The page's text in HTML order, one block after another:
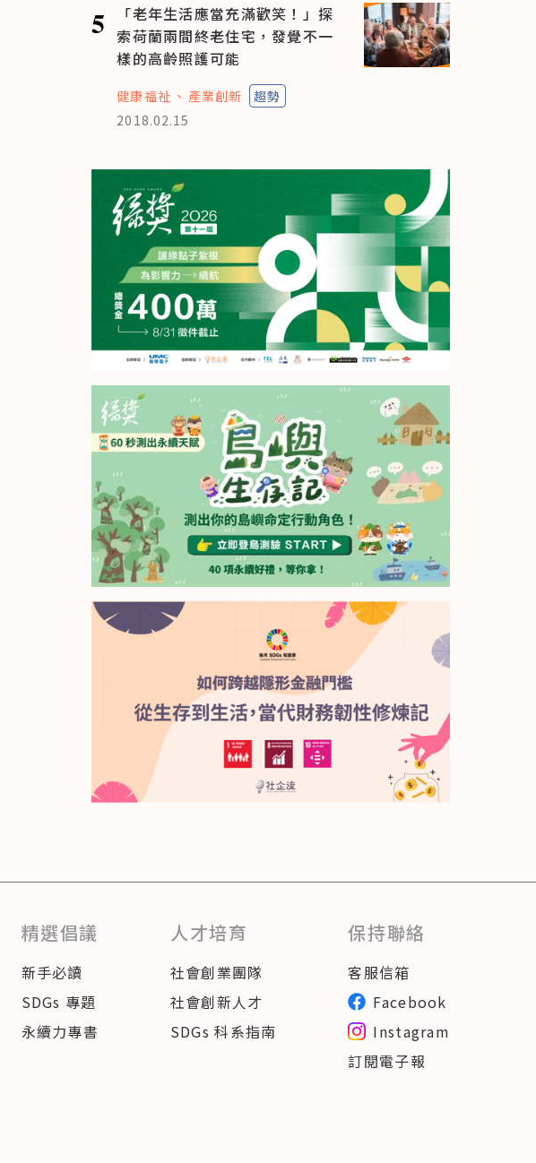
5
「老年生活應當充滿歡笑！」探
索荷蘭兩間終老住宅，發覺不一
樣的高齡照護可能
健康福祉 產業創新
趨勢
2018.02.15
精選倡議
新手必讀
SDGs 專題
永續力專書
人才培育
社會創業團隊
社會創新人才
SDGs 科系指南
保持聯絡
客服信箱
Facebook
Instagram
訂閱電子報